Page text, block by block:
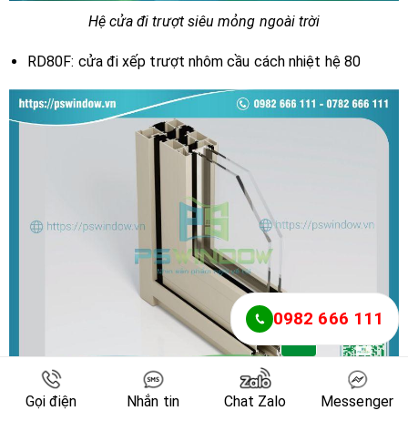
Hệ cửa đi trượt siêu mỏng ngoài trời
RD80F: cửa đi xếp trượt nhôm cầu cách nhiệt hệ 80
Hệ cửa xếp trượt RD80F
Gọi điện Nhắn tin Chat Zalo Messenger
0982 666 111